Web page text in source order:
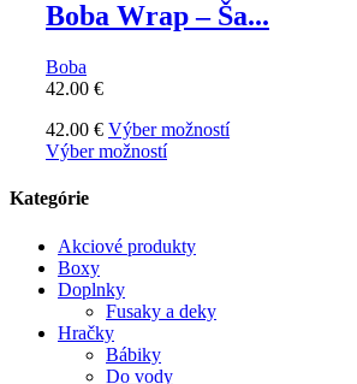
Boba Wrap – Ša...
Boba
42.00 €
42.00 € Výber možností
Výber možností
Kategórie
Akciové produkty
Boxy
Doplnky
Fusaky a deky
Hračky
Bábiky
Do vody